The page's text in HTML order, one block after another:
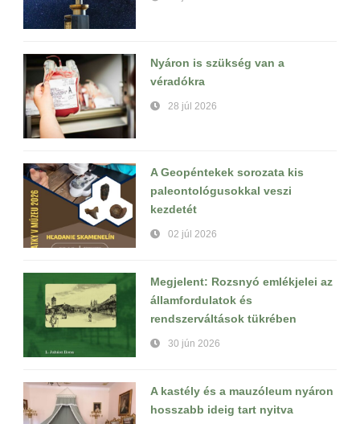
Nyáron is szükség van a
véradókra
28 júl 2026
A Geopéntekek sorozata kis
paleontológusokkal veszi
kezdetét
02 júl 2026
Megjelent: Rozsnyó emlékjelei az
államfordulatok és
rendszerváltások tükrében
30 jún 2026
A kastély és a mauzóleum nyáron
hosszabb ideig tart nyitva